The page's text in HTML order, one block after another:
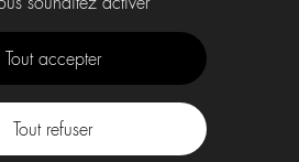
Tout accepter
Tout refuser